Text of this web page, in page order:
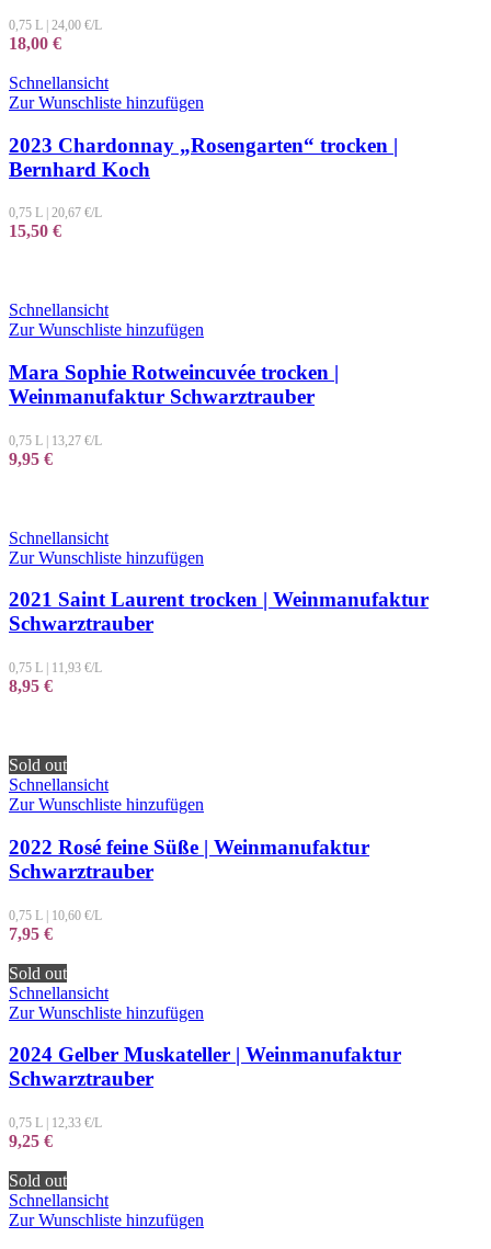
0,75 L | 24,00 €/L
18,00 €
Schnellansicht
Zur Wunschliste hinzufügen
2023 Chardonnay „Rosengarten“ trocken |
Bernhard Koch
0,75 L 20,67 €/L
15,50 €
Schnellansicht
Zur Wunschliste hinzufügen
Mara Sophie Rotweincuvée trocken |
Weinmanufaktur Schwarztrauber
0,75 L | 13,27 €/L
9,95 €
Schnellansicht
Zur Wunschliste hinzufügen
2021 Saint Laurent trocken | Weinmanufaktur
Schwarztrauber
0,75 L 11,93 €/L
8,95 €
Sold out
Schnellansicht
Zur Wunschliste hinzufügen
2022 Rosé feine Süße | Weinmanufaktur
Schwarztrauber
0,75 L | 10,60 €/L
7,95 €
Sold out
Schnellansicht
Zur Wunschliste hinzufügen
2024 Gelber Muskateller | Weinmanufaktur
Schwarztrauber
0,75 L 12,33 €/L
9,25 €
Sold out
Schnellansicht
Zur Wunschliste hinzufügen